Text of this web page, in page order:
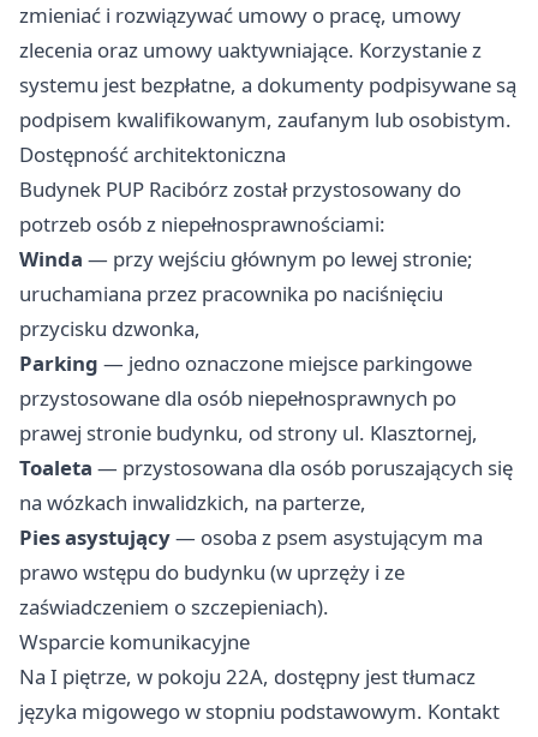
zmieniać i rozwiązywać umowy o pracę, umowy
zlecenia oraz umowy uaktywniające. Korzystanie z
systemu jest bezpłatne, a dokumenty podpisywane są
podpisem kwalifikowanym, zaufanym lub osobistym.
Dostępność architektoniczna
Budynek PUP Racibórz został przystosowany do
potrzeb osób z niepełnosprawnościami:
Winda — przy wejściu głównym po lewej stronie;
uruchamiana przez pracownika po naciśnięciu
przycisku dzwonka,
Parking — jedno oznaczone miejsce parkingowe
przystosowane dla osób niepełnosprawnych po
prawej stronie budynku, od strony ul. Klasztornej,
Toaleta — przystosowana dla osób poruszających się
na wózkach inwalidzkich, na parterze,
Pies asystujący— osoba z psem asystującym ma
prawo wstępu do budynku (w uprzęży i ze
zaświadczeniem o szczepieniach).
Wsparcie komunikacyjne
Na I piętrze, w pokoju 22A, dostępny jest tłumacz
języka migowego w stopniu podstawowym. Kontakt